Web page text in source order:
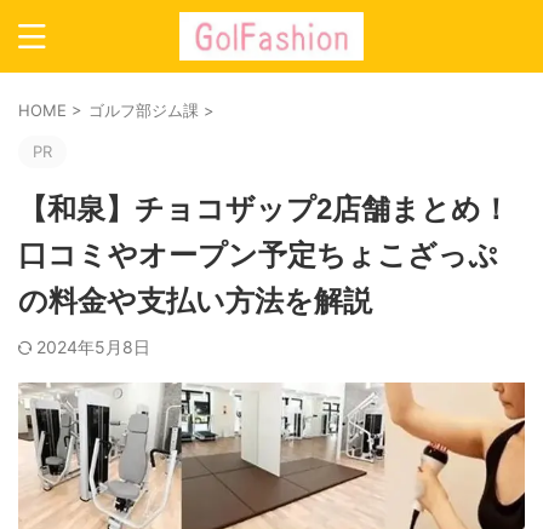
HOME > ゴルフ部ジム課 >
PR
【和泉】チョコザップ2店舗まとめ！
口コミやオープン予定ちょこざっぷ
の料金や支払い方法を解説
2024年5月8日